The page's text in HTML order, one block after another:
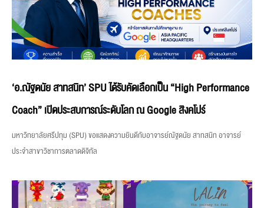
‘อ.ณัฐดนัย สาทสนิท’ SPU ได้รับคัดเลือกเป็น “High Performance
Coach” เปิดประสบการณ์ระดับโลก ณ Google สิงคโปร์
มหาวิทยาลัยศรีปทุม (SPU) ขอแสดงความยินดีกับอาจารย์ณัฐดนัย สาทสนิท อาจารย์
ประจำสาขาวิชาการตลาดดิจิทัล